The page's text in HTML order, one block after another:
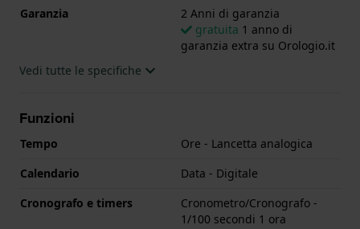
Garanzia
2 Anni di garanzia
gratuita 1 anno di
garanzia extra su Orologio.it
Vedi tutte le specifiche
Funzioni
Tempo
Ore - Lancetta analogica
Calendario
Data - Digitale
Cronografo e timers
Cronometro/Cronografo -
1/100 secondi 1 ora